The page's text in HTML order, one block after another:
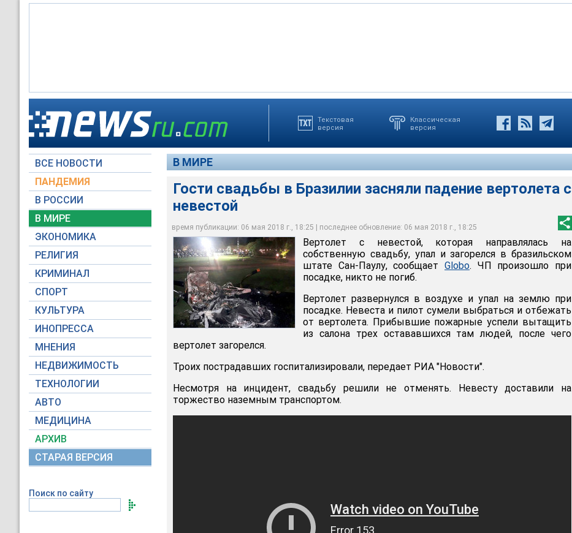
Текстовая
версия
Классическая
версия
ВСЕ НОВОСТИ
ПАНДЕМИЯ
В РОССИИ
В МИРЕ
ЭКОНОМИКА
РЕЛИГИЯ
КРИМИНАЛ
СПОРТ
КУЛЬТУРА
ИНОПРЕССА
МНЕНИЯ
НЕДВИЖИМОСТЬ
ТЕХНОЛОГИИ
АВТО
МЕДИЦИНА
АРХИВ
СТАРАЯ ВЕРСИЯ
Поиск по сайту
В МИРЕ
Гости свадьбы в Бразилии засняли падение вертолета с
невестой
время публикации: 06 мая 2018 г., 18:25 | последнее обновление: 06 мая 2018 г., 18:25
Гости свадьбы в Бразилии засняли падение вертолета с невестой
193-Bombeiros PMESP / twitter.com
Вертолет с невестой, которая направлялась на
собственную свадьбу, упал и загорелся в бразильском
штате Сан-Паулу, сообщает Globo. ЧП произошло при
посадке, никто не погиб.
Вертолет развернулся в воздухе и упал на землю при
посадке. Невеста и пилот сумели выбраться и отбежать
от вертолета. Прибывшие пожарные успели вытащить
из салона трех остававшихся там людей, после чего
вертолет загорелся.
Троих пострадавших госпитализировали, передает РИА "Новости".
Несмотря на инцидент, свадьбу решили не отменять. Невесту доставили на
торжество наземным транспортом.